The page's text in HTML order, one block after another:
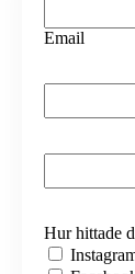
Email
Hur hittade